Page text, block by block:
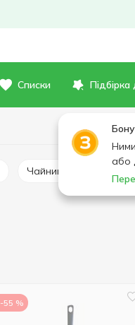
Списки
або
Чайники, турки,
-55 %